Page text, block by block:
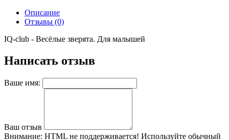
Описание
Отзывы (0)
IQ-club - Весёлые зверята. Для малышей
Написать отзыв
Ваше имя:
Ваш отзыв
Внимание: HTML не поддерживается! Используйте обычный